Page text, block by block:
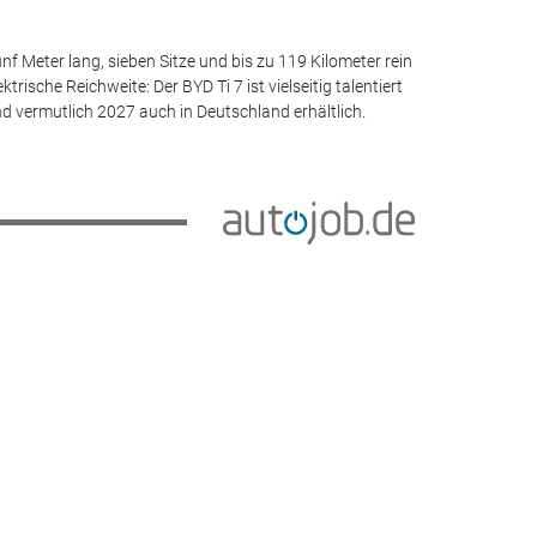
Meter lang, sieben Sitze und bis zu 119 Kilometer rein
Reichweite: Der BYD Ti 7 ist vielseitig talentiert
vermutlich 2027 auch in Deutschland erhältlich.